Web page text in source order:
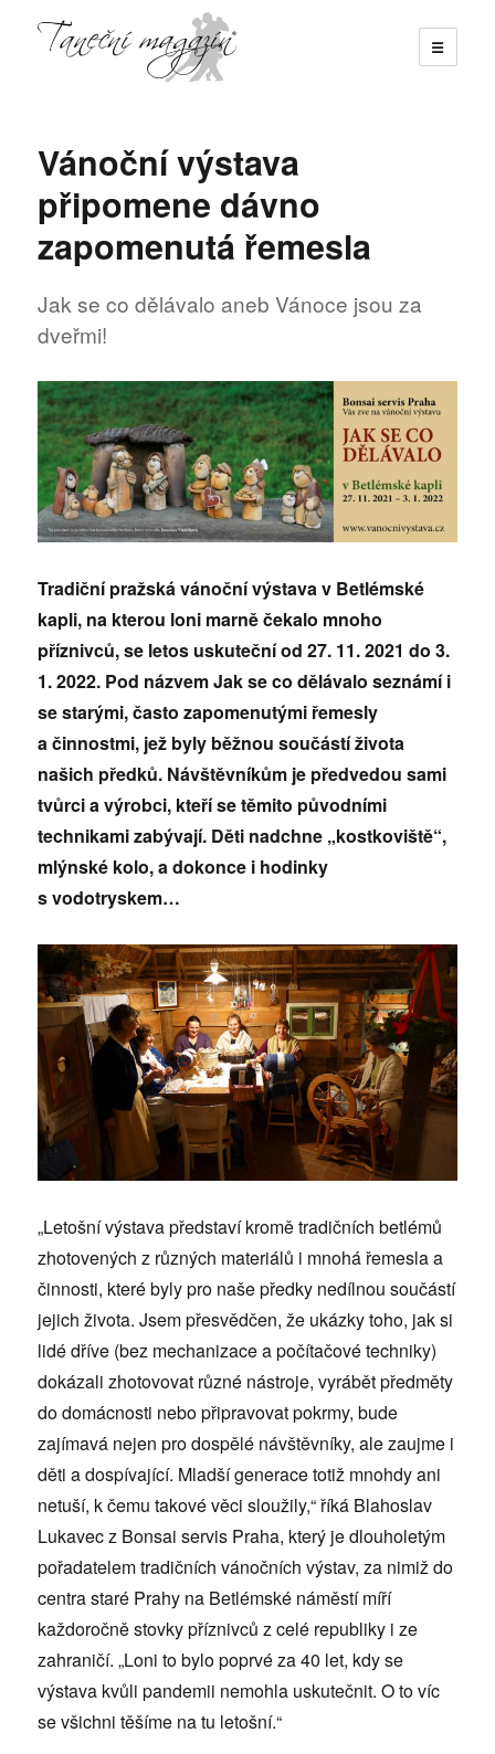
☰
Vánoční výstava
připomene dávno
zapomenutá řemesla
Jak se co dělávalo aneb Vánoce jsou za
dveřmi!
Tradiční pražská vánoční výstava v Betlémské
kapli, na kterou loni marně čekalo mnoho
příznivců, se letos uskuteční od 27. 11. 2021 do 3.
1. 2022. Pod názvem Jak se co dělávalo seznámí i
se starými, často zapomenutými řemesly
a činnostmi, jež byly běžnou součástí života
našich předků. Návštěvníkům je předvedou sami
tvůrci a výrobci, kteří se těmito původními
technikami zabývají. Děti nadchne „kostkoviště“,
mlýnské kolo, a dokonce i hodinky
s vodotryskem…
„Letošní výstava představí kromě tradičních betlémů
zhotovených z různých materiálů i mnohá řemesla a
činnosti, které byly pro naše předky nedílnou součástí
jejich života. Jsem přesvědčen, že ukázky toho, jak si
lidé dříve (bez mechanizace a počítačové techniky)
dokázali zhotovovat různé nástroje, vyrábět předměty
do domácnosti nebo připravovat pokrmy, bude
zajímavá nejen pro dospělé návštěvníky, ale zaujme i
děti a dospívající. Mladší generace totiž mnohdy ani
netuší, k čemu takové věci sloužily,“ říká Blahoslav
Lukavec z Bonsai servis Praha, který je dlouholetým
pořadatelem tradičních vánočních výstav, za nimiž do
centra staré Prahy na Betlémské náměstí míří
každoročně stovky příznivců z celé republiky i ze
zahraničí. „Loni to bylo poprvé za 40 let, kdy se
výstava kvůli pandemii nemohla uskutečnit. O to víc
se všichni těšíme na tu letošní.“